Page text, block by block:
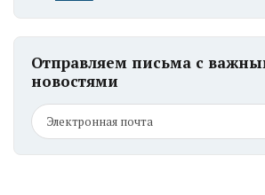
Отправляем письма с
новостями